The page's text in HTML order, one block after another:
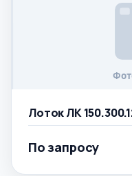
Лоток ЛК
По запросу